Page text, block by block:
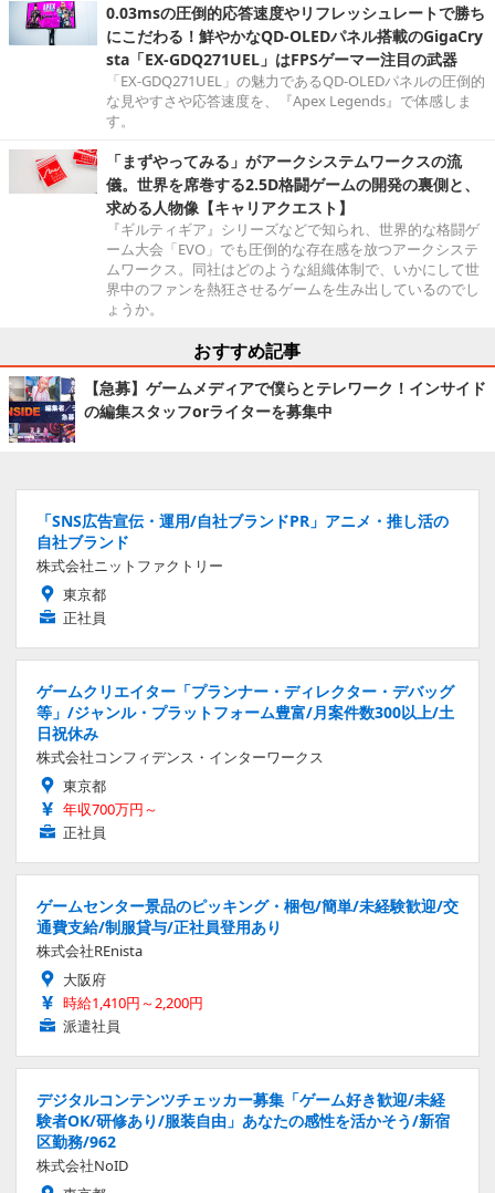
0.03msの圧倒的応答速度やリフレッシュレートで勝ち
にこだわる！鮮やかなQD-OLEDパネル搭載のGigaCry
sta「EX-GDQ271UEL」はFPSゲーマー注目の武器
「EX-GDQ271UEL」の魅力であるQD-OLEDパネルの圧倒的
な見やすさや応答速度を、『Apex Legends』で体感しま
す。
「まずやってみる」がアークシステムワークスの流
儀。世界を席巻する2.5D格闘ゲームの開発の裏側と、
求める人物像【キャリアクエスト】
『ギルティギア』シリーズなどで知られ、世界的な格闘ゲ
ーム大会「EVO」でも圧倒的な存在感を放つアークシステ
ムワークス。同社はどのような組織体制で、いかにして世
界中のファンを熱狂させるゲームを生み出しているのでし
ょうか。
おすすめ記事
【急募】ゲームメディアで僕らとテレワーク！インサイド
の編集スタッフorライターを募集中
「SNS広告宣伝・運用/自社ブランドPR」アニメ・推し活の
自社ブランド
株式会社ニットファクトリー
東京都
正社員
ゲームクリエイター「プランナー・ディレクター・デバッグ
等」/ジャンル・プラットフォーム豊富/月案件数300以上/土
日祝休み
株式会社コンフィデンス・インターワークス
東京都
年収700万円～
正社員
ゲームセンター景品のピッキング・梱包/簡単/未経験歓迎/交
通費支給/制服貸与/正社員登用あり
株式会社REnista
大阪府
時給1,410円～2,200円
派遣社員
デジタルコンテンツチェッカー募集「ゲーム好き歓迎/未経
験者OK/研修あり/服装自由」あなたの感性を活かそう/新宿
区勤務/962
株式会社NoID